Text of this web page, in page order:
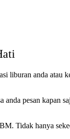
liburan anda atau
anda pesan kapan
Tidak hanya